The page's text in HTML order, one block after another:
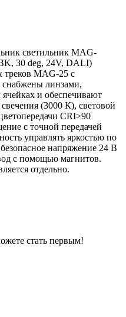
светильник MAG-
30 deg, 24V, DALI)
MAG-25 с
линзами,
и обеспечивают
(3000 К), световой
CRI>90
с точной передачей
управлять яркостью по
напряжение 24 В
с помощью магнитов.
отдельно.
стать первым!